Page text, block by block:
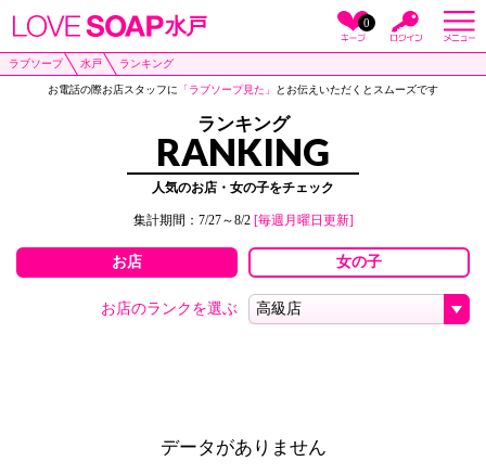
水戸 0
ラブソープ 水戸 ランキング
お電話の際お店スタッフに 「ラブソープ見た」 とお伝えいただくとスムーズです
ランキング
RANKING
人気のお店・女の子をチェック
集計期間：7/27～8/2 [毎週月曜日更新]
お店 女の子
お店のランクを選ぶ
データがありません